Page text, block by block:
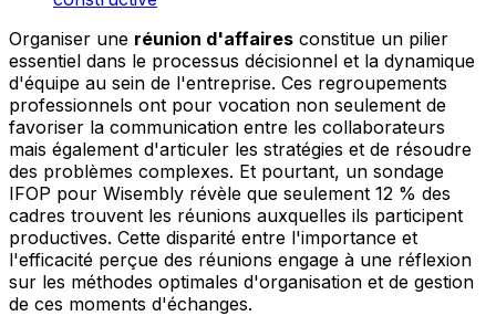
Organiser une réunion d'affaires constitue un pilier
essentiel dans le processus décisionnel et la dynamique
d'équipe au sein de l'entreprise. Ces regroupements
professionnels ont pour vocation non seulement de
favoriser la communication entre les collaborateurs
mais également d'articuler les stratégies et de résoudre
des problèmes complexes. Et pourtant, un sondage
IFOP pour Wisembly révèle que seulement 12 % des
cadres trouvent les réunions auxquelles ils participent
productives. Cette disparité entre l'importance et
l'efficacité perçue des réunions engage à une réflexion
sur les méthodes optimales d'organisation et de gestion
de ces moments d'échanges.